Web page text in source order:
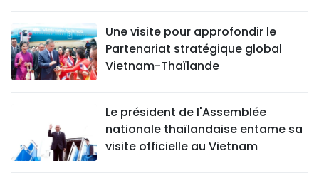
Une visite pour approfondir le
Partenariat stratégique global
Vietnam-Thaïlande
Le président de l'Assemblée
nationale thaïlandaise entame sa
visite officielle au Vietnam